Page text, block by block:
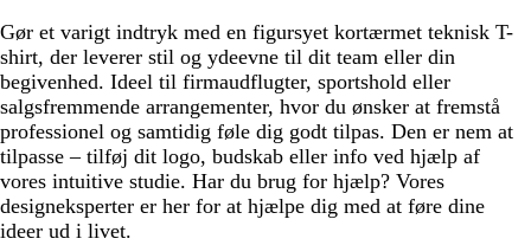
Gør et varigt indtryk med en figursyet kortærmet teknisk T-
shirt, der leverer stil og ydeevne til dit team eller din
begivenhed. Ideel til firmaudflugter, sportshold eller
salgsfremmende arrangementer, hvor du ønsker at fremstå
professionel og samtidig føle dig godt tilpas. Den er nem at
tilpasse – tilføj dit logo, budskab eller info ved hjælp af
vores intuitive studie. Har du brug for hjælp? Vores
designeksperter er her for at hjælpe dig med at føre dine
ideer ud i livet.